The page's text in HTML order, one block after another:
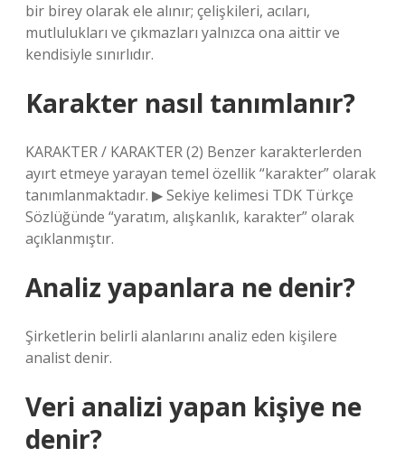
bir birey olarak ele alınır; çelişkileri, acıları,
mutlulukları ve çıkmazları yalnızca ona aittir ve
kendisiyle sınırlıdır.
Karakter nasıl tanımlanır?
KARAKTER / KARAKTER (2) Benzer karakterlerden
ayırt etmeye yarayan temel özellik “karakter” olarak
tanımlanmaktadır. ▶ Sekiye kelimesi TDK Türkçe
Sözlüğünde “yaratım, alışkanlık, karakter” olarak
açıklanmıştır.
Analiz yapanlara ne denir?
Şirketlerin belirli alanlarını analiz eden kişilere
analist denir.
Veri analizi yapan kişiye ne
denir?